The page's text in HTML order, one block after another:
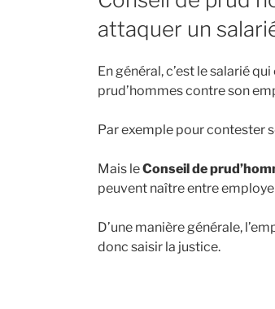
attaquer un
En général, c’est le salarié
prud’hommes contre son
Par exemple pour contester
Mais leConseil de
peuvent naître entre
D’une manière générale,
donc saisir la justice.